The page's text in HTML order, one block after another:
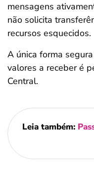
mensagens
não solicita
recursos esquecidos.
A única forma
valores a receber é
Central.
Leia também: